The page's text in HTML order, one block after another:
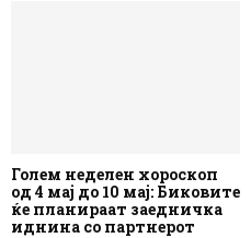
Голем неделен хороскоп
од 4 мај до 10 мај: Биковите
ќе планираат заедничка
иднина со партнерот